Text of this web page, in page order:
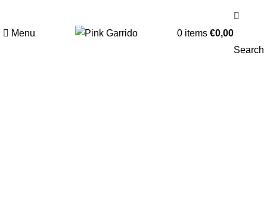
Menu 0 items €0,00
Search